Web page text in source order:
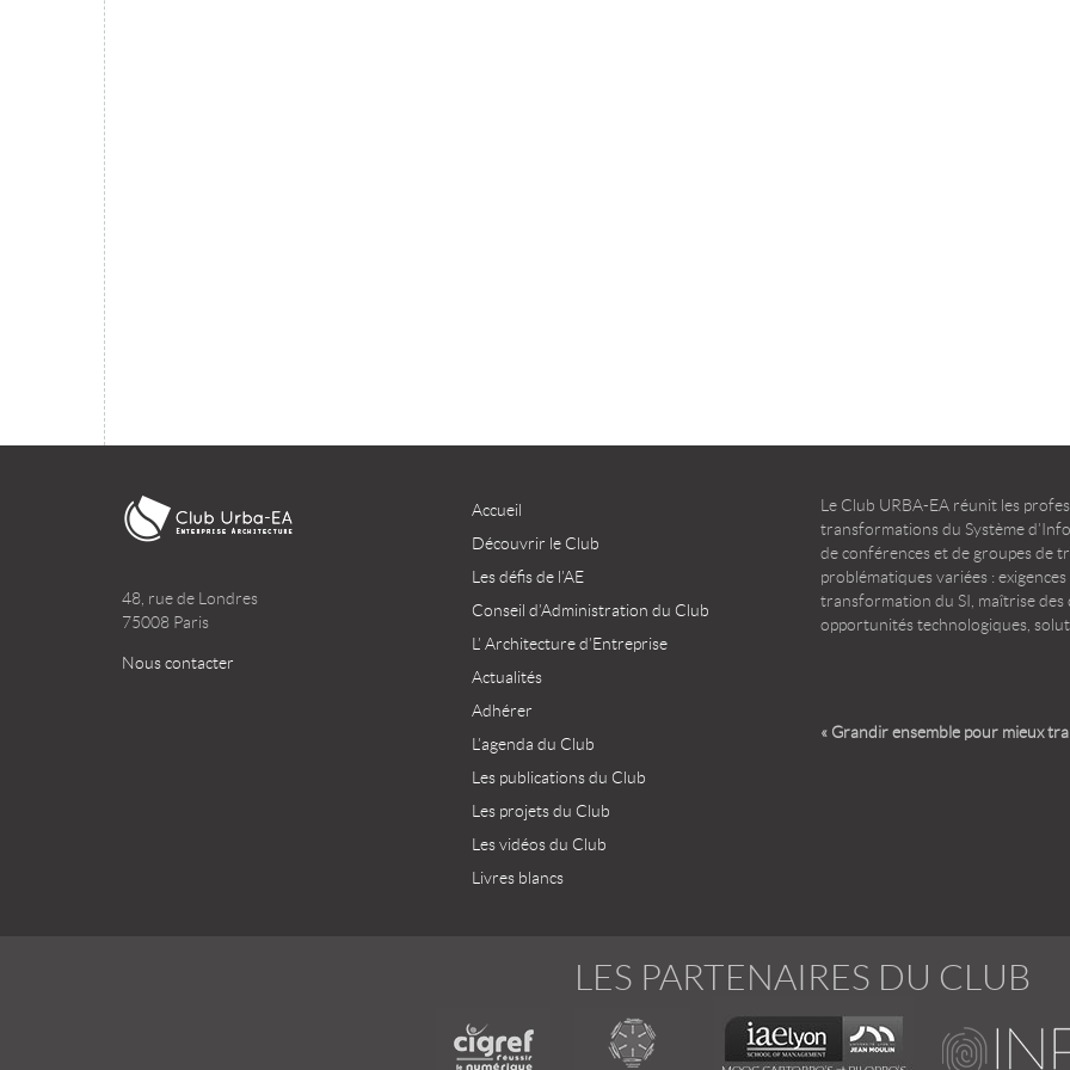
48, rue de Londres
75008 Paris
Nous contacter
Accueil
Découvrir le Club
Les défis de l’AE
Conseil d’Administration du Club
L’ Architecture d’Entreprise
Actualités
Adhérer
L’agenda du Club
Les publications du Club
Les projets du Club
Les vidéos du Club
Livres blancs
Le Club URBA-EA réunit les
transformations du Système
de conférences et de groupes de
problématiques variées :
transformation du SI, maîtrise des
opportunités technologiques,
« Grandir ensemble pour mieux
LES PARTENAIRES DU CLUB